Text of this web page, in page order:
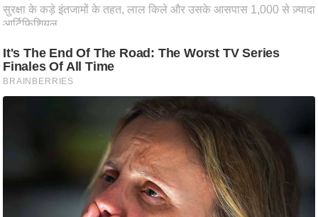
मं
रि
ले
श
रा